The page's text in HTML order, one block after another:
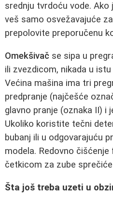
srednju tvrdoću vode. Ako
veš samo osvežavajuće
prepolovite preporučenu
Omekšivač se sipa u
ili zvezdicom, nikada u
Većina mašina ima tri
predpranje (najčešće
glavno pranje (oznaka II) i
Ukoliko koristite tečni
bubanj ili u odgovarajuću
modela. Redovno
četkicom za zube
Šta još treba uzeti u